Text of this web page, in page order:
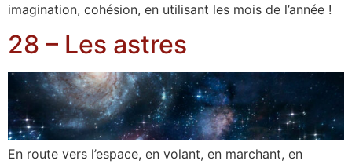
imagination, cohésion, en utilisant les mois de l’année !
28 – Les astres
En route vers l’espace, en volant, en marchant, en